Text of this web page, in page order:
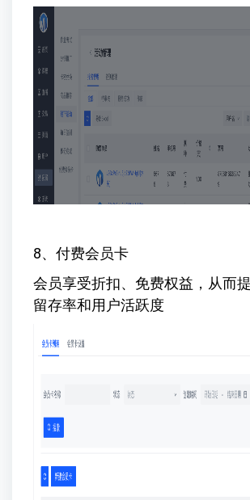
8、付费会员卡
会员享受折扣、免费权益，从而提
留存率和用户活跃度